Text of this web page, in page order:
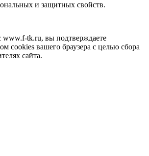
и защитных свойств.
www.f-tk.ru, вы подтверждаете
cookies вашего браузера с целью сбора
сайта.